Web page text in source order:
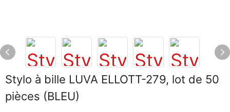
Stylo à bille LUVA ELLOTT-279, lot de 50
pièces (BLEU)